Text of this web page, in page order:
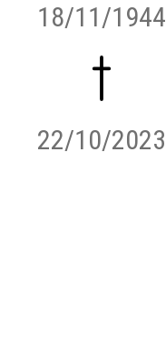
18/11/1944
22/10/2023